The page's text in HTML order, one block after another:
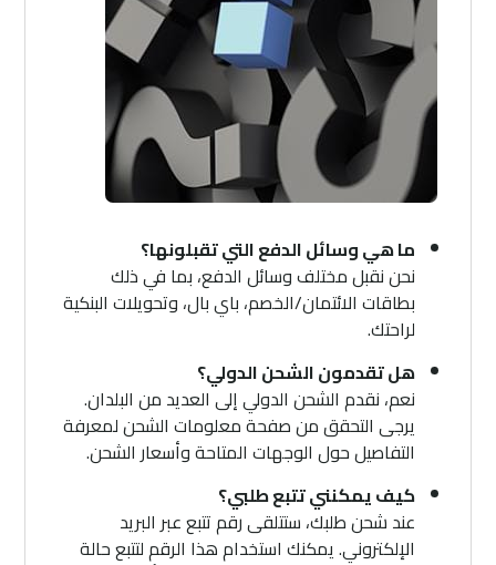
ما هي وسائل الدفع التي تقبلونها؟
نحن نقبل مختلف وسائل الدفع، بما في ذلك
بطاقات الائتمان/الخصم، باي بال، وتحويلات البنكية
لراحتك.
هل تقدمون الشحن الدولي؟
نعم، نقدم الشحن الدولي إلى العديد من البلدان.
يرجى التحقق من صفحة معلومات الشحن لمعرفة
التفاصيل حول الوجهات المتاحة وأسعار الشحن.
كيف يمكنني تتبع طلبي؟
عند شحن طلبك، ستتلقى رقم تتبع عبر البريد
الإلكتروني. يمكنك استخدام هذا الرقم لتتبع حالة